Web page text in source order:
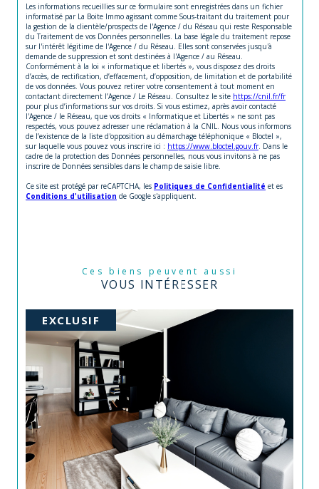
Les informations recueillies sur ce formulaire sont enregistrées dans un fichier
informatisé par La Boite Immo agissant comme Sous-traitant du traitement pour
la gestion de la clientèle/prospects de l'Agence / du Réseau qui reste Responsable
du Traitement de vos Données personnelles. La base légale du traitement repose
sur l'intérêt légitime de l'Agence / du Réseau. Elles sont conservées jusqu'à
demande de suppression et sont destinées à l'Agence / au Réseau.
Conformément à la loi « informatique et libertés », vous disposez des droits
d’accès, de rectification, d’effacement, d’opposition, de limitation et de portabilité
de vos données. Vous pouvez retirer votre consentement à tout moment en
contactant directement l’Agence / Le Réseau. Consultez le site https://cnil.fr/fr
pour plus d’informations sur vos droits. Si vous estimez, après avoir contacté
l'Agence / le Réseau, que vos droits « Informatique et Libertés » ne sont pas
respectés, vous pouvez adresser une réclamation à la CNIL. Nous vous informons
de l’existence de la liste d'opposition au démarchage téléphonique « Bloctel »,
sur laquelle vous pouvez vous inscrire ici : https://www.bloctel.gouv.fr . Dans le
cadre de la protection des Données personnelles, nous vous invitons à ne pas
inscrire de Données sensibles dans le champ de saisie libre.
Ce site est protégé par reCAPTCHA, les Politiques de Confidentialité et es
Conditions d'utilisation de Google s'appliquent.
Ces biens peuvent aussi
VOUS INTÉRESSER
EXCLUSIF